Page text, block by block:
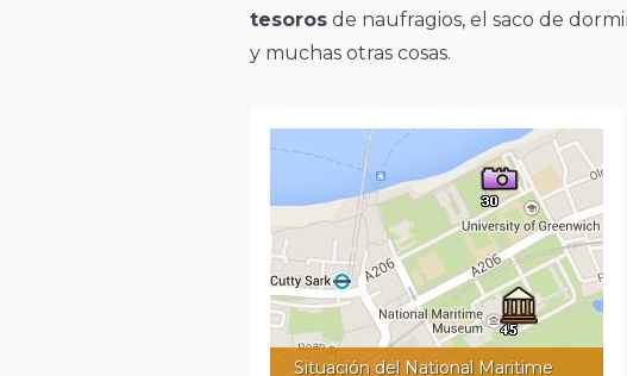
tesoros de naufragios, el saco de
y muchas otras cosas.
Situación del National Maritime